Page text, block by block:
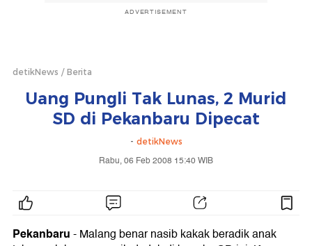
ADVERTISEMENT
detikNews Berita
Uang Pungli Tak Lunas, 2 Murid
SD di Pekanbaru Dipecat
- detikNews
Rabu, 06 Feb 2008 15:40 WIB
Pekanbaru-Malang benar nasib kakak beradik anak